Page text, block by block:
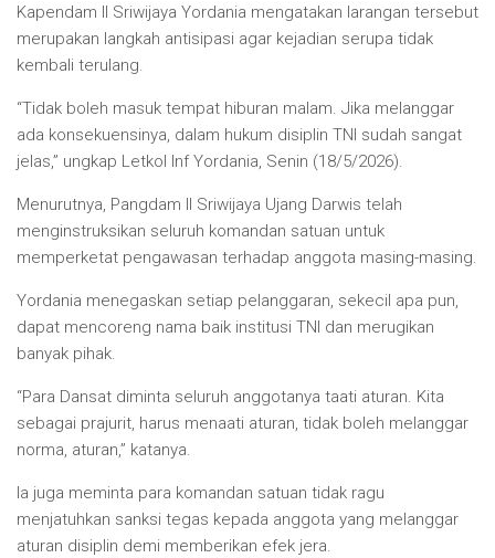
Kapendam II Sriwijaya Yordania mengatakan larangan tersebut
merupakan langkah antisipasi agar kejadian serupa tidak
kembali terulang.
“Tidak boleh masuk tempat hiburan malam. Jika melanggar
ada konsekuensinya, dalam hukum disiplin TNI sudah sangat
jelas,” ungkap Letkol Inf Yordania, Senin (18/5/2026).
Menurutnya, Pangdam II Sriwijaya Ujang Darwis telah
menginstruksikan seluruh komandan satuan untuk
memperketat pengawasan terhadap anggota masing-masing.
Yordania menegaskan setiap pelanggaran, sekecil apa pun,
dapat mencoreng nama baik institusi TNI dan merugikan
banyak pihak.
“Para Dansat diminta seluruh anggotanya taati aturan. Kita
sebagai prajurit, harus menaati aturan, tidak boleh melanggar
norma, aturan,” katanya.
Ia juga meminta para komandan satuan tidak ragu
menjatuhkan sanksi tegas kepada anggota yang melanggar
aturan disiplin demi memberikan efek jera.